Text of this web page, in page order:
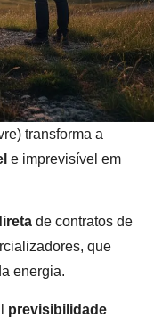
transforma a
e imprevisível em
de contratos de
que
energia.
previsibilidade